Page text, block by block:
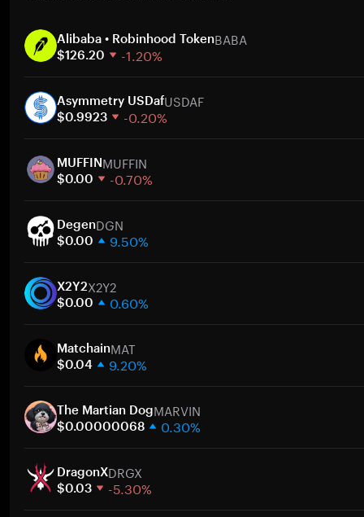
Alibaba • Robinhood TokenBABA
$126.20 -1.20%
30 gün
Piyasa değeri
Asymmetry USDafUSDAF
$0.9923 -0.20%
30 gün
Piyasa değeri
MUFFINMUFFIN
$0.00 -0.70%
30 gün
Piyasa değeri
DegenDGN
$0.00 9.50%
30 gün
Piyasa değeri
X2Y2X2Y2
$0.00 0.60%
30 gün
Piyasa değeri
MatchainMAT
$0.04 9.20%
30 gün
Piyasa değeri
The Martian DogMARVIN
$0.00000068 0.30%
30 gün
Piyasa değeri
DragonXDRGX
$0.03 -5.30%